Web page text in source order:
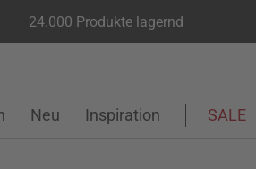
24.000 Produkte lagernd
Neu Inspiration SALE